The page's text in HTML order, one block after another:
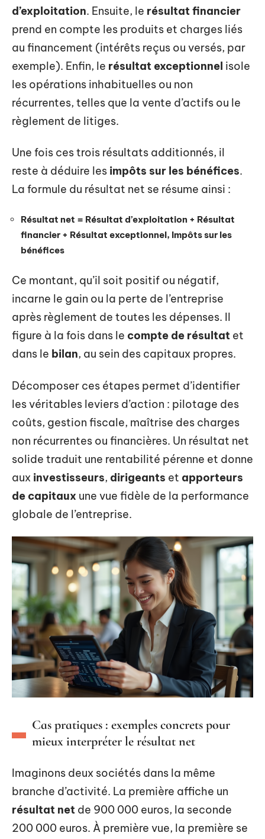
d’exploitation. Ensuite, le résultat financier
prend en compte les produits et charges liés
au financement (intérêts reçus ou versés, par
exemple). Enfin, le résultat exceptionnel isole
les opérations inhabituelles ou non
récurrentes, telles que la vente d’actifs ou le
règlement de litiges.
Une fois ces trois résultats additionnés, il
reste à déduire les impôts sur les bénéfices.
La formule du résultat net se résume ainsi :
Résultat net = Résultat d’exploitation + Résultat
financier + Résultat exceptionnel, Impôts sur les
bénéfices
Ce montant, qu’il soit positif ou négatif,
incarne le gain ou la perte de l’entreprise
après règlement de toutes les dépenses. Il
figure à la fois dans le compte de résultat et
dans le bilan, au sein des capitaux propres.
Décomposer ces étapes permet d’identifier
les véritables leviers d’action : pilotage des
coûts, gestion fiscale, maîtrise des charges
non récurrentes ou financières. Un résultat net
solide traduit une rentabilité pérenne et donne
aux investisseurs, dirigeants et apporteurs
de capitaux une vue fidèle de la performance
globale de l’entreprise.
Cas pratiques : exemples concrets pour
mieux interpréter le résultat net
Imaginons deux sociétés dans la même
branche d’activité. La première affiche un
résultat net de 900 000 euros, la seconde
200 000 euros. À première vue, la première se